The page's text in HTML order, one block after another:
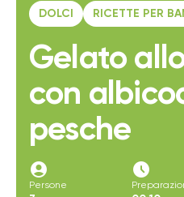
DOLCI RICETTE PER
Gelato
con
pesche
account_circle
Persone
access_time_filled